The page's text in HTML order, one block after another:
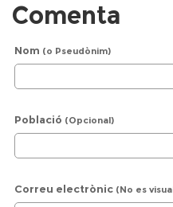
Comenta
Nom (o Pseudònim)
Població (Opcional)
Correu electrònic (No es